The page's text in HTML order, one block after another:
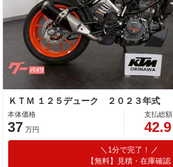
ＫＴＭ １２５デューク ２０２３年式
本体価格
37 万円
支払総額
42.9
1分で完了！
【無料】見積・在庫確認